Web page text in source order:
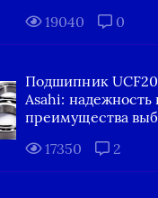
19040
0
Подшипник
Asahi: надежность
преимущества
17350
2